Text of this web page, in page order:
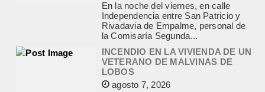
En la noche del viernes, en calle
Independencia entre San Patricio y
Rivadavia de Empalme, personal de
la Comisaría Segunda...
INCENDIO EN LA VIVIENDA DE UN
VETERANO DE MALVINAS DE
LOBOS
agosto 7, 2026